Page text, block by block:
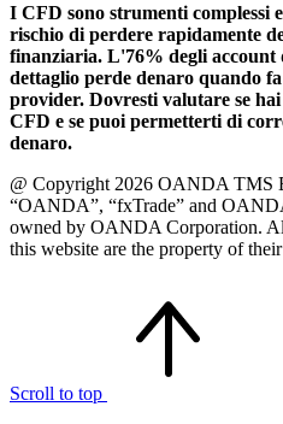
I CFD sono strumenti complessi
rischio di perdere rapidamente
finanziaria. L'76% degli account
dettaglio perde denaro quando
provider. Dovresti valutare se
CFD e se puoi permetterti di
denaro.
@ Copyright 2026 OANDA TMS
“OANDA”, “fxTrade” and
owned by OANDA Corporation.
this website are the property of
Scroll to top